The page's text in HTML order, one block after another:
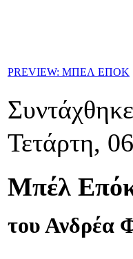
PREVIEW: ΜΠΕΛ ΕΠΟΚ
Τετάρτη,
Μπέλ
του Ανδρέα